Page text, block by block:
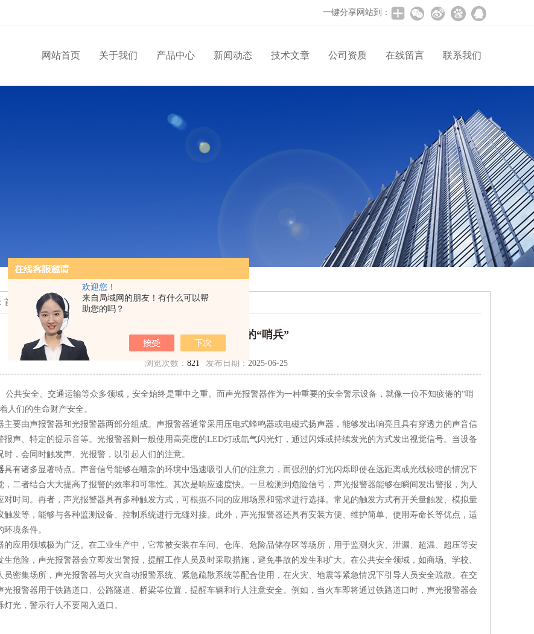
欢迎您！
来自局域网的朋友！有什么可以帮
助您的吗？
一键分享网站到：
网站首页 关于我们 产品中心 新闻动态 技术文章 公司资质 在线留言 联系我们
首页 技术文章 >> 声光报警器：安全防护的“哨兵”
声光报警器：安全防护的“哨兵”
浏览次数： 821 发布日期： 2025-06-25
共安全、交通运输等众多领域，安全始终是重中之重。而声光报警器作为一种重要的安全警示设备，就像一位不知疲倦的“哨
人们的生命财产安全。
由声报警器和光报警器两部分组成。声报警器通常采用压电式蜂鸣器或电磁式扬声器，能够发出响亮且具有穿透力的声音信
报声、特定的提示音等。光报警器则一般使用高亮度的LED灯或氙气闪光灯，通过闪烁或持续发光的方式发出视觉信号。当设备
时，会同时触发声、光报警，以引起人们的注意。
具有诸多显著特点。声音信号能够在嘈杂的环境中迅速吸引人们的注意力，而强烈的灯光闪烁即使在远距离或光线较暗的情况下
，二者结合大大提高了报警的效率和可靠性。其次是响应速度快。一旦检测到危险信号，声光报警器能够在瞬间发出警报，为人
对时间。再者，声光报警器具有多种触发方式，可根据不同的应用场景和需求进行选择。常见的触发方式有开关量触发、模拟量
触发等，能够与各种监测设备、控制系统进行无缝对接。此外，声光报警器还具有安装方便、维护简单、使用寿命长等优点，适
境条件。
用领域极为广泛。在工业生产中，它常被安装在车间、仓库、危险品储存区等场所，用于监测火灾、泄漏、超温、超压等安
生危险，声光报警器会立即发出警报，提醒工作人员及时采取措施，避免事故的发生和扩大。在公共安全领域，如商场、学校、
员密集场所，声光报警器与火灾自动报警系统、紧急疏散系统等配合使用，在火灾、地震等紧急情况下引导人员安全疏散。在交
光报警器用于铁路道口、公路隧道、桥梁等位置，提醒车辆和行人注意安全。例如，当火车即将通过铁路道口时，声光报警器会
灯光，警示行人不要闯入道口。